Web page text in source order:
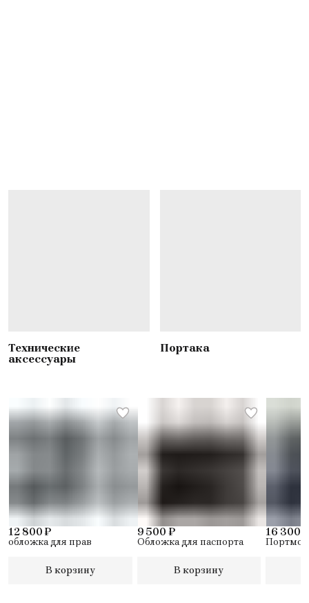
Технические
аксессуары
Портака
12 800 ₽
обложка для прав
В корзину
9 500 ₽
Обложка для паспорта
В корзину
16 300 ₽